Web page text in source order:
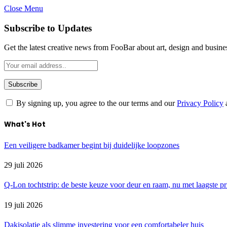
Close Menu
Subscribe to Updates
Get the latest creative news from FooBar about art, design and
By signing up, you agree to the our terms and ourPrivacy Policy
What's Hot
Een veiligere badkamer begint bij duidelijke loopzones
29 juli 2026
Q-Lon tochtstrip: de beste keuze voor deur en raam, nu met laagste
19 juli 2026
Dakisolatie als slimme investering voor een comfortabeler huis